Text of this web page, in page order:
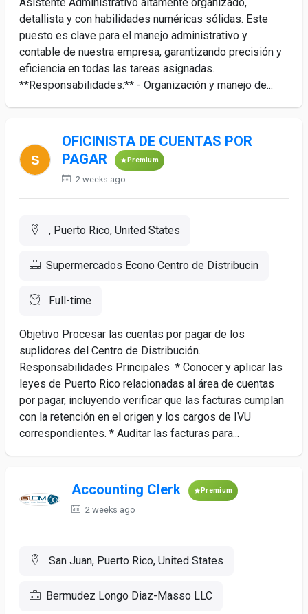
detallista y con habilidades numéricas sólidas. Este
puesto es clave para el manejo administrativo y
contable de nuestra empresa, garantizando precisión y
eficiencia en todas las tareas asignadas.
**Responsabilidades:** - Organización y manejo de...
OFICINISTA DE CUENTAS POR
PAGAR
Premium
2 weeks ago
, Puerto Rico, United States
Supermercados Econo Centro de Distribucin
Full-time
Objetivo Procesar las cuentas por pagar de los
suplidores del Centro de Distribución.
Responsabilidades Principales * Conocer y aplicar las
leyes de Puerto Rico relacionadas al área de cuentas
por pagar, incluyendo verificar que las facturas cumplan
con la retención en el origen y los cargos de IVU
correspondientes. * Auditar las facturas para...
Accounting Clerk Premium
2 weeks ago
San Juan, Puerto Rico, United States
Bermudez Longo Diaz-Masso LLC